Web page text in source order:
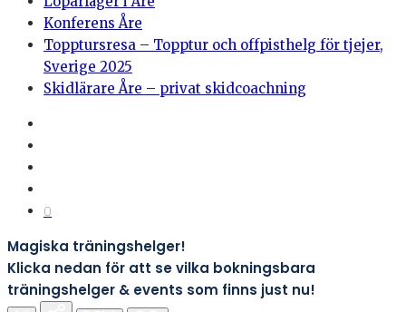
Konferens Åre
Topptursresa – Topptur och offpisthelg för tjejer,
Sverige 2025
Skidlärare Åre – privat skidcoachning
0
Magiska träningshelger!
Klicka nedan för att se vilka bokningsbara
träningshelger & events som finns just nu!